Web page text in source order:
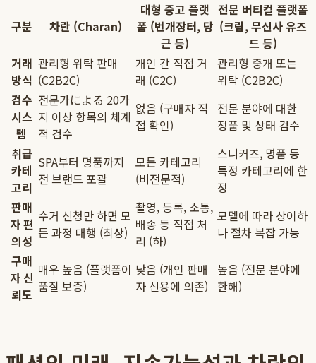
구분 차란 (Charan)
대형 중고 플랫
폼 (번개장터, 당
근 등)
전문 버티컬 플랫폼
(크림, 무신사 유즈
드 등)
거래
방식
관리형 위탁 판매
(C2B2C)
개인 간 직접 거
래 (C2C)
관리형 중개 또는
위탁 (C2B2C)
검수
시스
템
전문가による 20가
지 이상 항목의 체계
적 검수
없음 (구매자 직
접 확인)
전문 분야에 대한
정품 및 상태 검수
취급
카테
고리
SPA부터 명품까지
전 브랜드 포괄
모든 카테고리
(비전문적)
스니커즈, 명품 등
특정 카테고리에 한
정
판매
자 편
의성
수거 신청만 하면 모
든 과정 대행 (최상)
촬영, 등록, 소통,
배송 등 직접 처
리 (하)
모델에 따라 상이하
나 절차 복잡 가능
구매
자 신
뢰도
매우 높음 (플랫폼이
품질 보증)
낮음 (개인 판매
자 신용에 의존)
높음 (전문 분야에
한해)